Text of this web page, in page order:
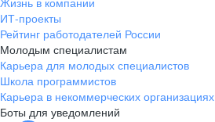
ИТ-проекты
Рейтинг работодателей России
Молодым специалистам
Карьера для молодых специалистов
Школа программистов
Карьера в некоммерческих организациях
Боты для уведомлений